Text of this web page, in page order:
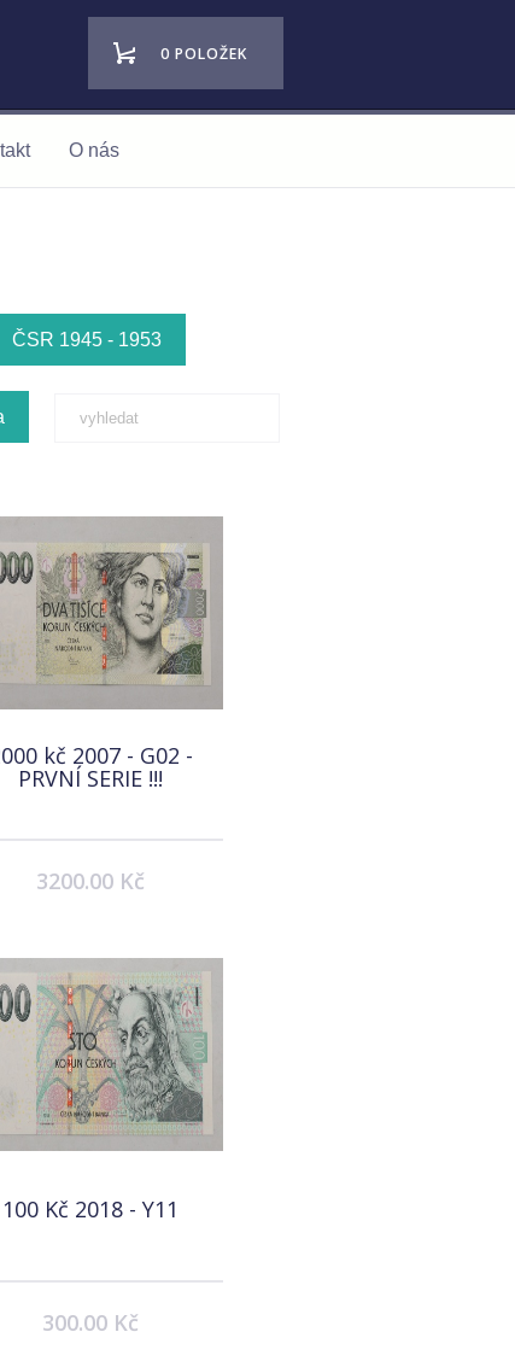
0 POLOŽEK
O nás
ČSR 1945 - 1953
kč 2007 - G02 -
PRVNÍ SERIE !!!
3200.00 Kč
100 Kč 2018 - Y11
300.00 Kč